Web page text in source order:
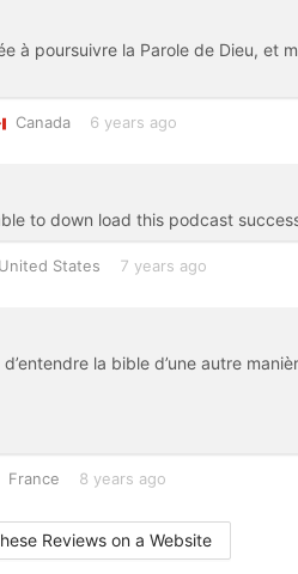
à poursuivre la Parole de Dieu, et
Canada 6 years ago
to down load this podcast
United States 7 years ago
d’entendre la bible d’une autre
France 8 years ago
Reviews on a Website